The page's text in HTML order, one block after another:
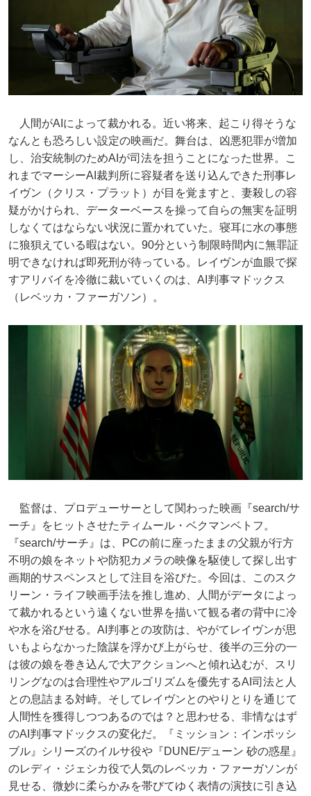
人間がAIによって裁かれる。近い将来、起こり得そうな
なんとも恐ろしい設定の映画だ。舞台は、凶悪犯罪が増加
し、治安統制のためAIが司法を担うことになった世界。こ
れまでマーシーAI裁判所に容疑者を送り込んできた刑事レ
イヴン（クリス・プラット）が目を覚ますと、妻殺しの容
疑がかけられ、データーベースを操って自らの無実を証明
しなくてはならない状況に置かれていた。寝耳に水の事態
に狼狽えている暇はない。90分という制限時間内に無罪証
明できなければ即死刑が待っている。レイヴンが血眼で探
すアリバイを冷徹に裁いていくのは、AI判事マドックス
（レベッカ・ファーガソン）。
監督は、プロデューサーとして関わった映画『search/サ
ーチ』をヒットさせたティムール・ベクマンベトフ。
『search/サーチ』は、PCの前に座ったままの父親が行方
不明の娘をネットや防犯カメラの映像を駆使して探し出す
画期的サスペンスとして注目を浴びた。今回は、このスク
リーン・ライフ映画手法を推し進め、人間がデータによっ
て裁かれるという遠くない世界を描いて観る者の背中に冷
や水を浴びせる。AI判事との攻防は、やがてレイヴンが思
いもよらなかった陰謀を浮かび上がらせ、後半の三分の一
は彼の娘を巻き込んで大アクションへと傾れ込むが、スリ
リングなのは合理性やアルゴリズムを優先するAI司法と人
との息詰まる対峙。そしてレイヴンとのやりとりを通じて
人間性を獲得しつつあるのでは？と思わせる、非情なはず
のAI判事マドックスの変化だ。『ミッション：インポッシ
ブル』シリーズのイルサ役や『DUNE/デューン 砂の惑星』
のレディ・ジェシカ役で人気のレベッカ・ファーガソンが
見せる、微妙に柔らかみを帯びてゆく表情の演技に引き込